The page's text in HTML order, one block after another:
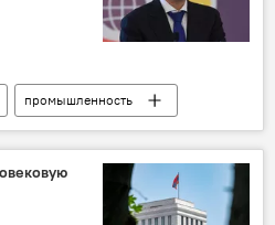
промышленность